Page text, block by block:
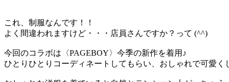
これ、制服なんです！！
よく間違われますけど・・・店員さんですか？って (^^)
今回のコラボは〈PAGEBOY〉今季の新作を着用♪
ひとりひとりコーディネートしてもらい、おしゃれで可愛く